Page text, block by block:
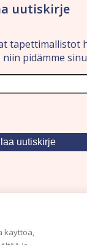
käyttöä,
uutiskirje
tapettimallistot
pidämme